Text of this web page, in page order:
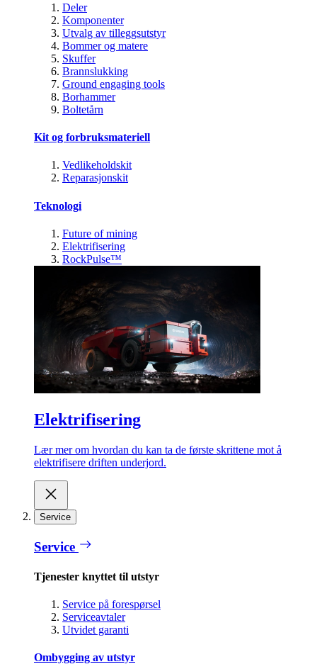
Deler
Komponenter
Utvalg av tilleggsutstyr
Bommer og matere
Skuffer
Brannslukking
Ground engaging tools
Borhammer
Boltetårn
Kit og forbruksmateriell
Vedlikeholdskit
Reparasjonskit
Teknologi
Future of mining
Elektrifisering
RockPulse™
Elektrifisering
Lær mer om hvordan du kan ta de første skrittene mot å
elektrifisere driften underjord.
Service
Service
Tjenester knyttet til utstyr
Service på forespørsel
Serviceavtaler
Utvidet garanti
Ombygging av utstyr